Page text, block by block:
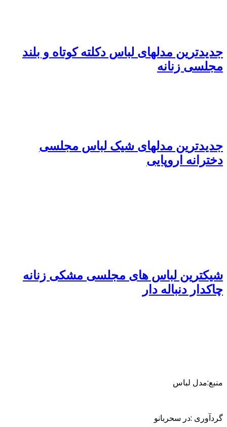
جدیدترین مدلهای لباس دکلته کوتاه و بلند
مجلسی زنانه
جدیدترین مدلهای شیک لباس مجلسی
دخترانه اروپایی
شیکترین لباس های مجلسی مشکی زنانه
چاکدار دنباله دار
منبع:مدل لباس
گردآوری :در سحربانو